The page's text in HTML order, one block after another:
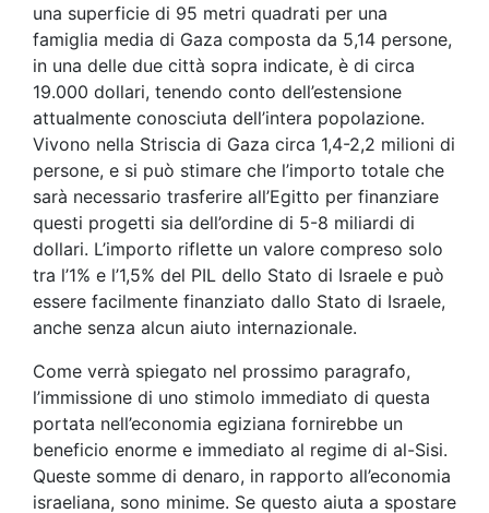
una superficie di 95 metri quadrati per una
famiglia media di Gaza composta da 5,14 persone,
in una delle due città sopra indicate, è di circa
19.000 dollari, tenendo conto dell’estensione
attualmente conosciuta dell’intera popolazione.
Vivono nella Striscia di Gaza circa 1,4-2,2 milioni di
persone, e si può stimare che l’importo totale che
sarà necessario trasferire all’Egitto per finanziare
questi progetti sia dell’ordine di 5-8 miliardi di
dollari. L’importo riflette un valore compreso solo
tra l’1% e l’1,5% del PIL dello Stato di Israele e può
essere facilmente finanziato dallo Stato di Israele,
anche senza alcun aiuto internazionale.
Come verrà spiegato nel prossimo paragrafo,
l’immissione di uno stimolo immediato di questa
portata nell’economia egiziana fornirebbe un
beneficio enorme e immediato al regime di al-Sisi.
Queste somme di denaro, in rapporto all’economia
israeliana, sono minime. Se questo aiuta a spostare